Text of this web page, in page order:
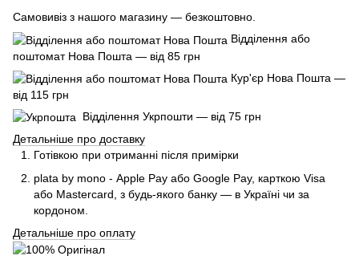
Самовивіз з нашого магазину — безкоштовно.
Відділення або
поштомат Нова Пошта — від 85 грн
Кур'єр Нова Пошта —
від 115 грн
Відділення Укрпошти — від 75 грн
Детальніше про доставку
Готівкою при отриманні після примірки
plata by mono - Apple Pay або Google Pay, карткою Visa
або Mastercard, з будь-якого банку — в Україні чи за
кордоном.
Детальніше про оплату